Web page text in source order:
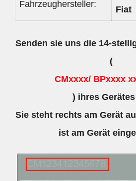
Fahrzeughersteller:
Fiat
Senden sie uns die 14-
(
CMxxxx/ BPxxxx
) ihres
Sie steht rechts am Gerät
ist am Gerät